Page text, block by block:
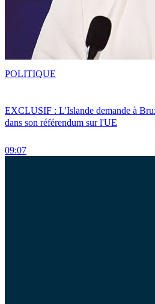
EXCLUSIF : L'Islande demande à
dans son référendum sur l'UE
09:07
POLITIQUE